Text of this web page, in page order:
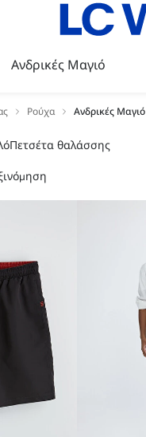
Ανδρικές Μαγιό
Ρούχα Ανδρικές Μαγιό
Πετσέτα θαλάσσης